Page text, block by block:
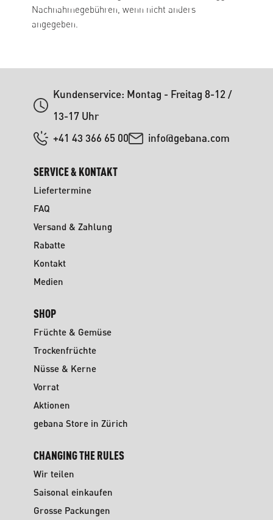
Nachnahmegebühren, wenn nicht anders
angegeben.
Kundenservice: Montag - Freitag 8-12 /
13-17 Uhr
+41 43 366 65 00
info@gebana.com
SERVICE & KONTAKT
Liefertermine
FAQ
Versand & Zahlung
Rabatte
Kontakt
Medien
SHOP
Früchte & Gemüse
Trockenfrüchte
Nüsse & Kerne
Vorrat
Aktionen
gebana Store in Zürich
CHANGING THE RULES
Wir teilen
Saisonal einkaufen
Grosse Packungen